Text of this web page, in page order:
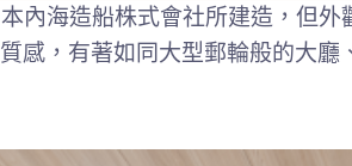
海造船株式會社所建造，但外
感，有著如同大型郵輪般的大